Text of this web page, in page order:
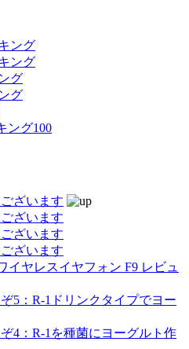
ング
ング
グ
グ
ング100
ざいます
ざいます
ざいます
ざいます
イヤレスイヤフォン F9 レビュ
5：R-1ドリンクタイプでヨー
4：R-1を種菌にヨーグルト作